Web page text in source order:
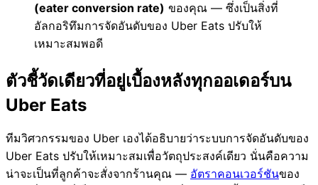
(eater conversion rate) ของคุณ — ซึ่งเป็นสิ่งที่
อัลกอริทึมการจัดอันดับของ Uber Eats ปรับให้
เหมาะสมพอดี
ตัวชี้วัดเดียวที่อยู่เบื้องหลังทุกออเดอร์บน
Uber Eats
ทีมวิศวกรรมของ Uber เองได้อธิบายว่าระบบการจัดอันดับของ
Uber Eats ปรับให้เหมาะสมเพื่อวัตถุประสงค์เดียว นั่นคือความ
น่าจะเป็นที่ลูกค้าจะสั่งจากร้านคุณ — อัตราคอนเวอร์ชันของ